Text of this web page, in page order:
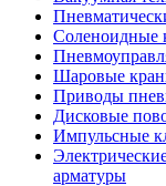
Соленоидные
Шаровые
Приводы
Дисковые
Импульсные
арматуры